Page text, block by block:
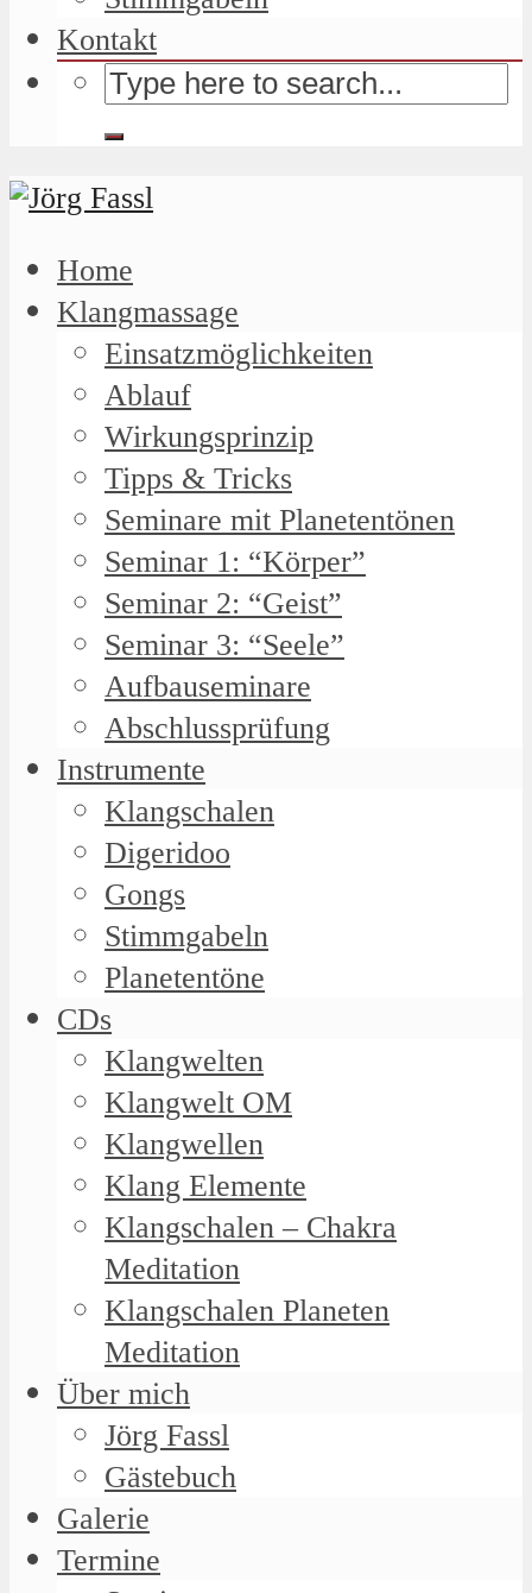
Kontakt
Home
Klangmassage
Einsatzmöglichkeiten
Ablauf
Wirkungsprinzip
Tipps & Tricks
Seminare mit Planetentönen
Seminar 1: “Körper”
Seminar 2: “Geist”
Seminar 3: “Seele”
Aufbauseminare
Abschlussprüfung
Instrumente
Klangschalen
Digeridoo
Gongs
Stimmgabeln
Planetentöne
CDs
Klangwelten
Klangwelt OM
Klangwellen
Klang Elemente
Klangschalen – Chakra
Meditation
Klangschalen Planeten
Meditation
Über mich
Jörg Fassl
Gästebuch
Galerie
Termine